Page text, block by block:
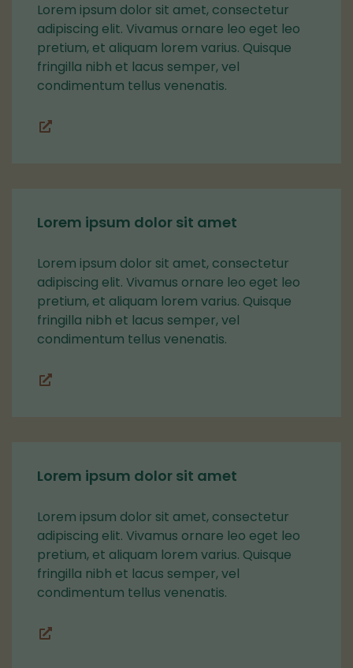
Lorem ipsum dolor sit amet, consectetur
adipiscing elit. Vivamus ornare leo eget leo
pretium, et aliquam lorem varius. Quisque
fringilla nibh et lacus semper, vel
condimentum tellus venenatis.
Lohkot
Lorem ipsum dolor sit amet
Lorem ipsum dolor sit amet, consectetur
adipiscing elit. Vivamus ornare leo eget leo
pretium, et aliquam lorem varius. Quisque
fringilla nibh et lacus semper, vel
condimentum tellus venenatis.
Lohkot
Lorem ipsum dolor sit amet
Lorem ipsum dolor sit amet, consectetur
adipiscing elit. Vivamus ornare leo eget leo
pretium, et aliquam lorem varius. Quisque
fringilla nibh et lacus semper, vel
condimentum tellus venenatis.
Lohkot